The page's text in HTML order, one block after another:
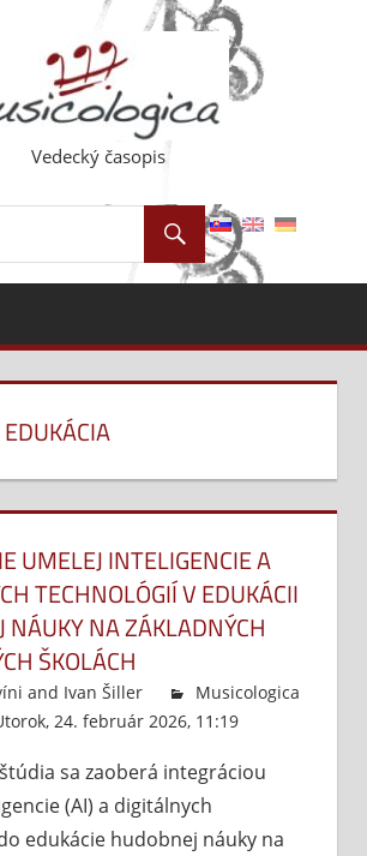
Vedecký časopis
UMELEJ INTELIGENCIE A
TECHNOLÓGIÍ V EDUKÁCII
NÁUKY NA ZÁKLADNÝCH
ŠKOLÁCH
and Ivan Šiller
Musicologica
24. február 2026, 11:19
vypnuté
sa zaoberá integráciou
(AI) a digitálnych
edukácie hudobnej náuky na